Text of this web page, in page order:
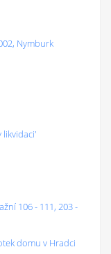
Nymburk
likvidaci'
106 - 111, 203 -
domu v Hradci